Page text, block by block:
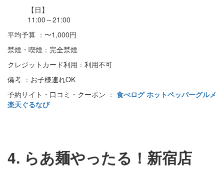
【日】
11:00～21:00
平均予算 ：〜1,000円
禁煙・喫煙：完全禁煙
クレジットカード利用：利用不可
備考 ：お子様連れOK
予約サイト・口コミ・クーポン ： 食べログホットペッパーグルメ
楽天ぐるなび
4. らあ麺やったる！新宿店